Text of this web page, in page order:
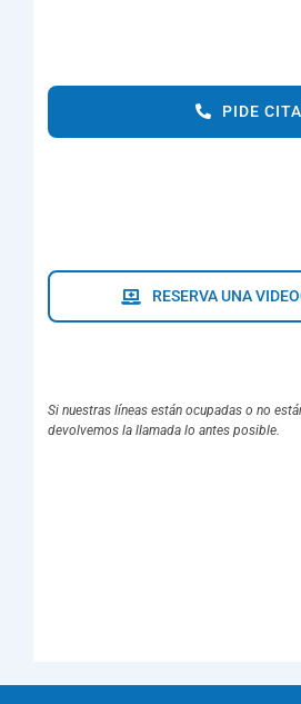
PIDE CITA
RESERVA UNA
Si nuestras líneas están ocupadas o no
devolvemos la llamada lo antes posible.